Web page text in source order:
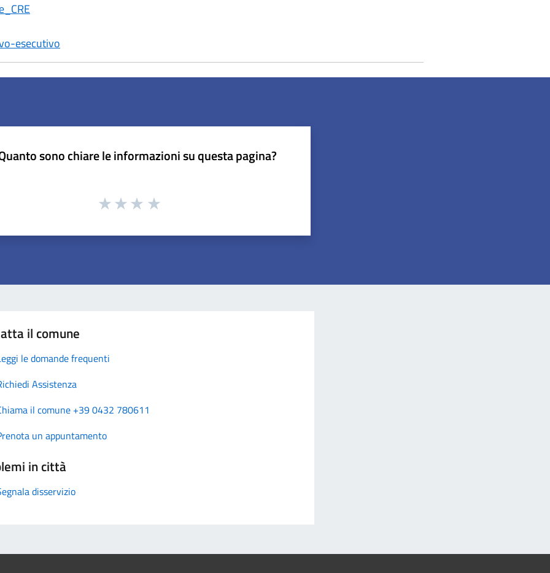
esecutivo
sono chiare le informazioni su questa pagina?
il comune
le domande frequenti
Assistenza
il comune +39 0432 780611
un appuntamento
in città
disservizio